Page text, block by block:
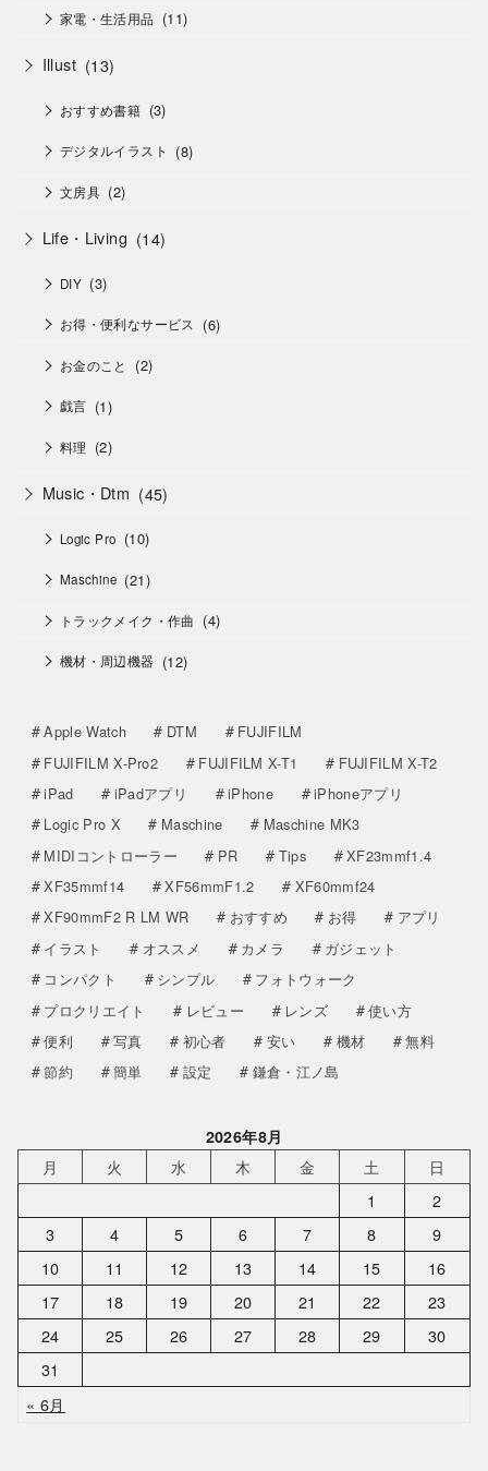
家電・生活用品 (11)
Illust (13)
おすすめ書籍 (3)
デジタルイラスト (8)
文房具 (2)
Life・Living (14)
DIY (3)
お得・便利なサービス (6)
お金のこと (2)
戯言 (1)
料理 (2)
Music・Dtm (45)
Logic Pro (10)
Maschine (21)
トラックメイク・作曲 (4)
機材・周辺機器 (12)
Apple Watch DTM
FUJIFILM
FUJIFILM X-Pro2
FUJIFILM X-T1
FUJIFILM X-T2
iPad
iPadアプリ iPhone
iPhoneアプリ
Logic Pro X
Maschine
Maschine MK3
MIDIコントローラー
PR Tips
XF23mmf1.4
XF35mmf14
XF56mmF1.2
XF60mmf24
XF90mmF2 R LM WR
おすすめ お得
アプリ
イラスト
オススメ カメラ
ガジェット
コンパクト
シンプル
フォトウォーク
プロクリエイト
レビュー レンズ
使い方
便利
写真 初心者 安い 機材
無料
節約
簡単 設定 鎌倉・江ノ島
2026年8月
月 火 水 木 金 土
日
1
2
3
4 5 6 7 8
9
10
11 12 13 14 15
16
17
18 19 20 21 22
23
24
25 26 27 28 29
30
31
« 6月